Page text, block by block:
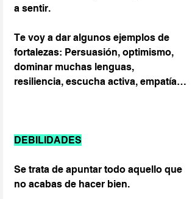
a sentir.
Te voy a dar algunos ejemplos de
fortalezas: Persuasión, optimismo,
dominar muchas lenguas,
resiliencia, escucha activa, empatía…
DEBILIDADES
Se trata de apuntar todo aquello que
no acabas de hacer bien.